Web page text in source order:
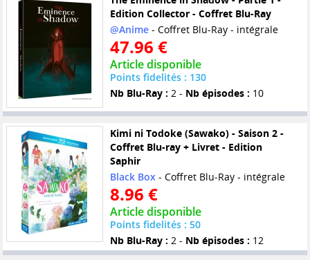
Edition Collector - Coffret Blu-Ray
@Anime- Coffret Blu-Ray - intégrale
47.96 €
Article disponible
Points fidelités : 130
Nb Blu-Ray : 2 - Nb épisodes : 10
Kimi ni Todoke (Sawako) - Saison 2 -
Coffret Blu-ray + Livret - Edition
Saphir
Black Box- Coffret Blu-Ray - intégrale
8.96 €
Article disponible
Points fidelités : 50
Nb Blu-Ray : 2 - Nb épisodes : 12